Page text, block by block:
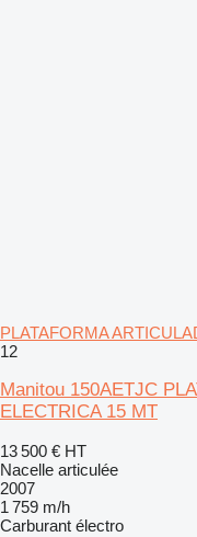
PLATAFORMA
12
Manitou 150AETJC
ELECTRICA 15 MT
13 500 € HT
Nacelle articulée
2007
1 759 m/h
Carburant électro